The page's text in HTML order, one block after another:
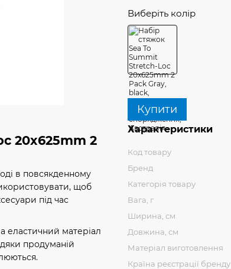
20x625mm 2
в повсякденному
щоб
під час
еластичний матеріал
продуманій
Виберіть колір
Купити
Характеристики
Код товару
Бренд
Категорія товару
Вага, г
Ширина, см
Довжина, см
Матеріал виготовлення
Країна реєстрації бренду